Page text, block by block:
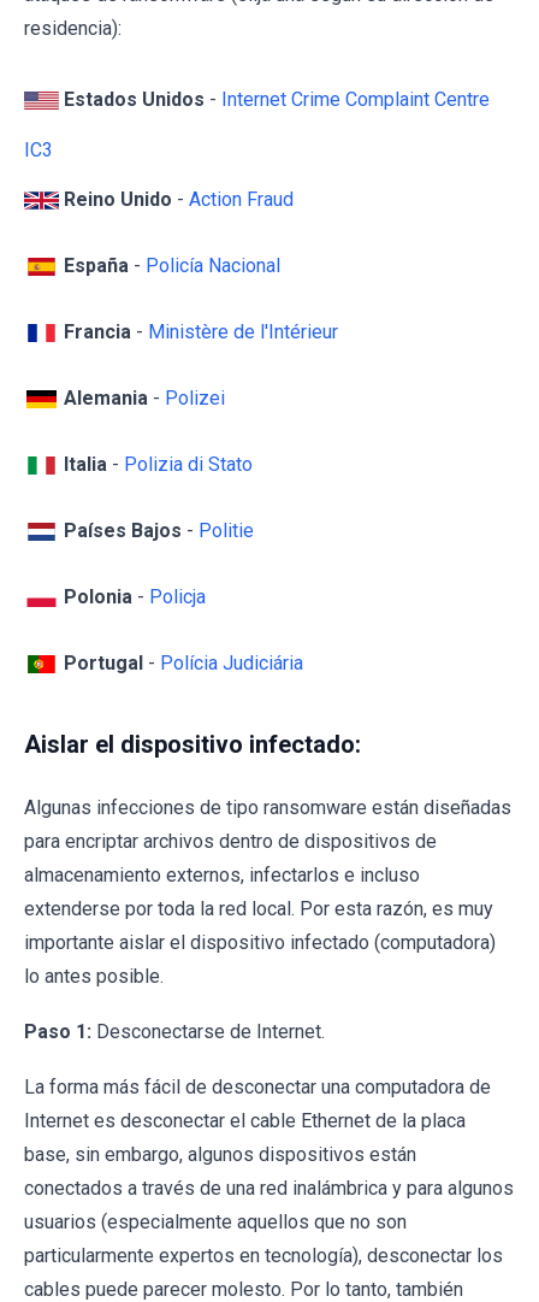
residencia):
Estados Unidos - Internet Crime Complaint Centre
IC3
Reino Unido - Action Fraud
España - Policía Nacional
Francia - Ministère de l'Intérieur
Alemania - Polizei
Italia - Polizia di Stato
Países Bajos - Politie
Polonia - Policja
Portugal - Polícia Judiciária
Aislar el dispositivo infectado:
Algunas infecciones de tipo ransomware están diseñadas
para encriptar archivos dentro de dispositivos de
almacenamiento externos, infectarlos e incluso
extenderse por toda la red local. Por esta razón, es muy
importante aislar el dispositivo infectado (computadora)
lo antes posible.
Paso 1: Desconectarse de Internet.
La forma más fácil de desconectar una computadora de
Internet es desconectar el cable Ethernet de la placa
base, sin embargo, algunos dispositivos están
conectados a través de una red inalámbrica y para algunos
usuarios (especialmente aquellos que no son
particularmente expertos en tecnología), desconectar los
cables puede parecer molesto. Por lo tanto, también